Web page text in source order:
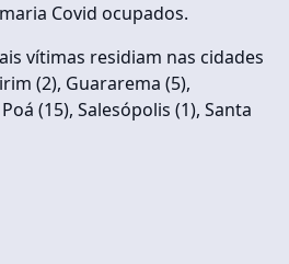
Covid ocupados.
vítimas residiam nas cidades
(2), Guararema (5),
(15), Salesópolis (1), Santa